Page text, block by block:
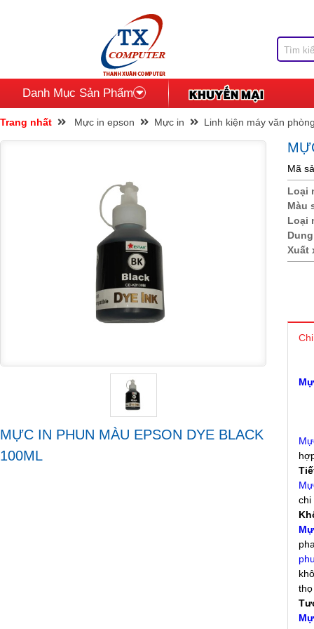
Danh Mục Sản Phẩm
Trang nhất Mực in epson Mực in Linh kiện máy văn
MỰC IN PHUN MÀU EPSON DYE BLACK
100ML
Mã
Loại
Màu
Loại
Xuất
chi